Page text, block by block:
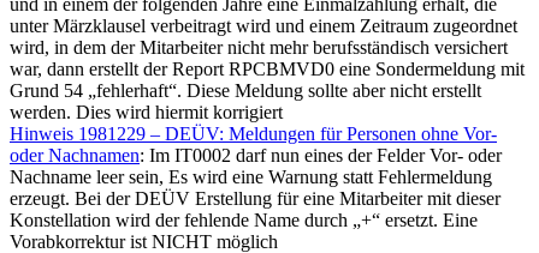
und in einem der folgenden Jahre eine Einmalzahlung erhält, die
unter Märzklausel verbeitragt wird und einem Zeitraum zugeordnet
wird, in dem der Mitarbeiter nicht mehr berufsständisch versichert
war, dann erstellt der Report RPCBMVD0 eine Sondermeldung mit
Grund 54 „fehlerhaft“. Diese Meldung sollte aber nicht erstellt
werden. Dies wird hiermit korrigiert
Hinweis 1981229 – DEÜV: Meldungen für Personen ohne Vor-
oder Nachnamen: Im IT0002 darf nun eines der Felder Vor- oder
Nachname leer sein, Es wird eine Warnung statt Fehlermeldung
erzeugt. Bei der DEÜV Erstellung für eine Mitarbeiter mit dieser
Konstellation wird der fehlende Name durch „+“ ersetzt. Eine
Vorabkorrektur ist NICHT möglich